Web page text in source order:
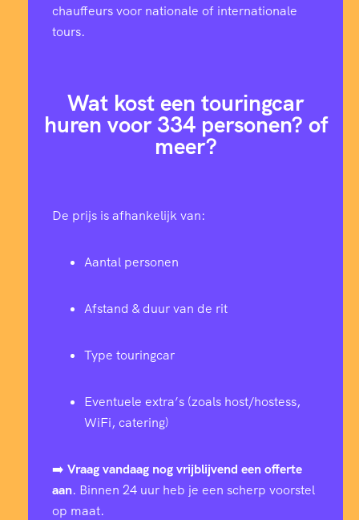
chauffeurs voor nationale of internationale
tours.
Wat kost een touringcar
huren voor 334 personen? of
meer?
De prijs is afhankelijk van:
Aantal personen
Afstand & duur van de rit
Type touringcar
Eventuele extra’s (zoals host/hostess,
WiFi, catering)
➡️ Vraag vandaag nog vrijblijvend een offerte
aan. Binnen 24 uur heb je een scherp voorstel
op maat.